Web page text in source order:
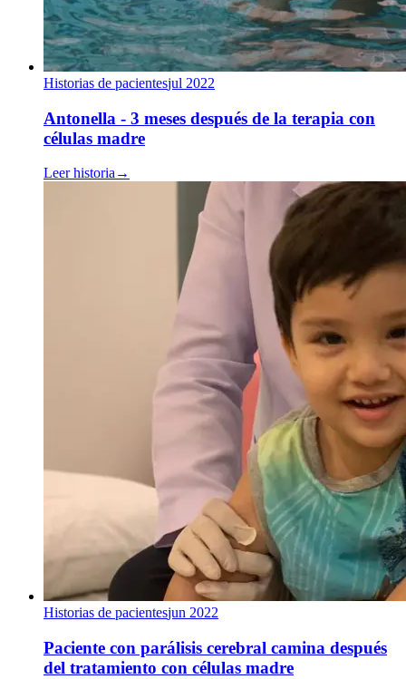
Historias de pacientesjul 2022
Antonella - 3 meses después de la terapia con
células madre
Leer historia →
Historias de pacientesjun 2022
Paciente con parálisis cerebral camina después
del tratamiento con células madre